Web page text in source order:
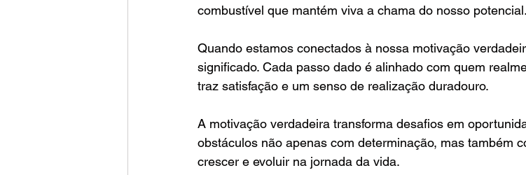
combustível que mantém viva a chama do nosso potencial.
Quando estamos conectados à nossa motivação
significado. Cada passo dado é alinhado com quem
traz satisfação e um senso de realização duradouro.
A motivação verdadeira transforma desafios em
obstáculos não apenas com determinação, mas também
crescer e evoluir na jornada da vida.